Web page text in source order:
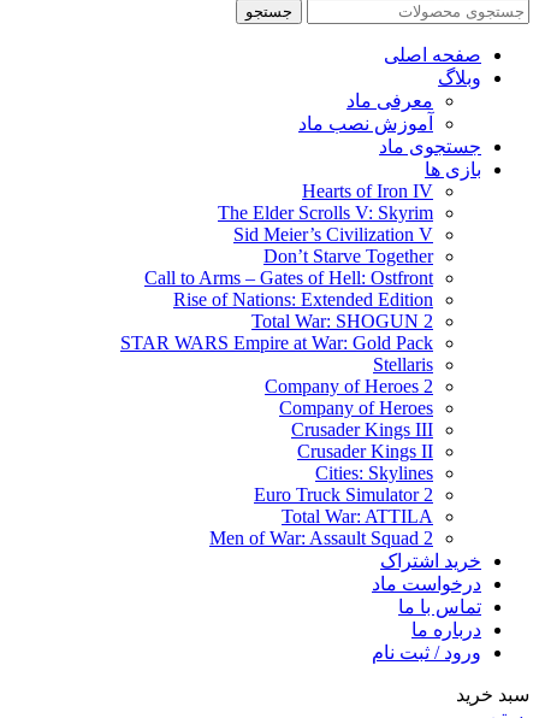
جستجو
صفحه اصلی
وبلاگ
معرفی ماد
آموزش نصب ماد
جستجوی ماد
بازی ها
Hearts of Iron IV
The Elder Scrolls V: Skyrim
Sid Meier’s Civilization V
Don’t Starve Together
Call to Arms – Gates of Hell: Ostfront
Rise of Nations: Extended Edition
Total War: SHOGUN 2
STAR WARS Empire at War: Gold Pack
Stellaris
Company of Heroes 2
Company of Heroes
Crusader Kings III
Crusader Kings II
Cities: Skylines
Euro Truck Simulator 2
Total War: ATTILA
Men of War: Assault Squad 2
خرید اشتراک
درخواست ماد
تماس با ما
درباره ما
ورود / ثبت نام
سبد خرید